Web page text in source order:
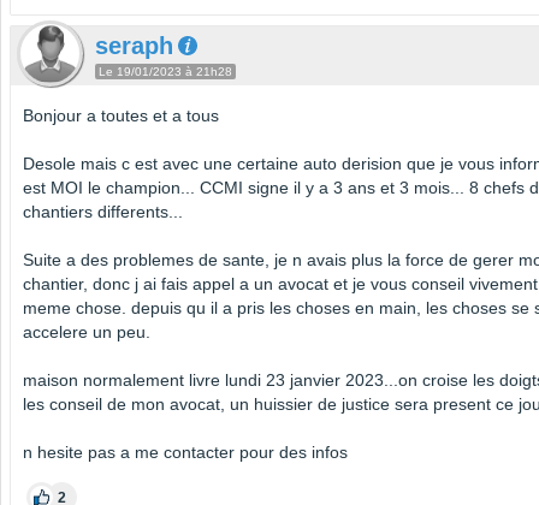
seraph
Le 19/01/2023 à 21h28
Bonjour a toutes et a tous
Desole mais c est avec une certaine auto derision que je vous
est MOI le champion... CCMI signe il y a 3 ans et 3 mois... 8 chefs
chantiers differents...
Suite a des problemes de sante, je n avais plus la force de gerer
chantier, donc j ai fais appel a un avocat et je vous conseil
meme chose. depuis qu il a pris les choses en main, les choses se
accelere un peu.
maison normalement livre lundi 23 janvier 2023...on croise les
les conseil de mon avocat, un huissier de justice sera present ce
n hesite pas a me contacter pour des infos
2